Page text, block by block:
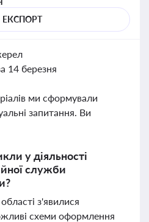
ЕКСПОРТ
14 березня
ми сформували
запитання. Ви
у діяльності
служби
з'явилися
схеми оформлення